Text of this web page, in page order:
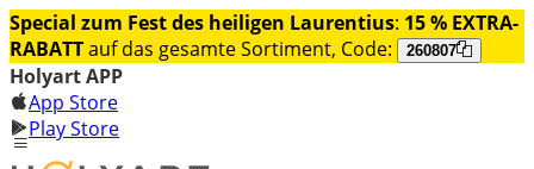
Special zum Fest des heiligen Laurentius: 15 % EXTRA-
RABATTauf das gesamte Sortiment, Code: 260807
Holyart APP
App Store
Play Store